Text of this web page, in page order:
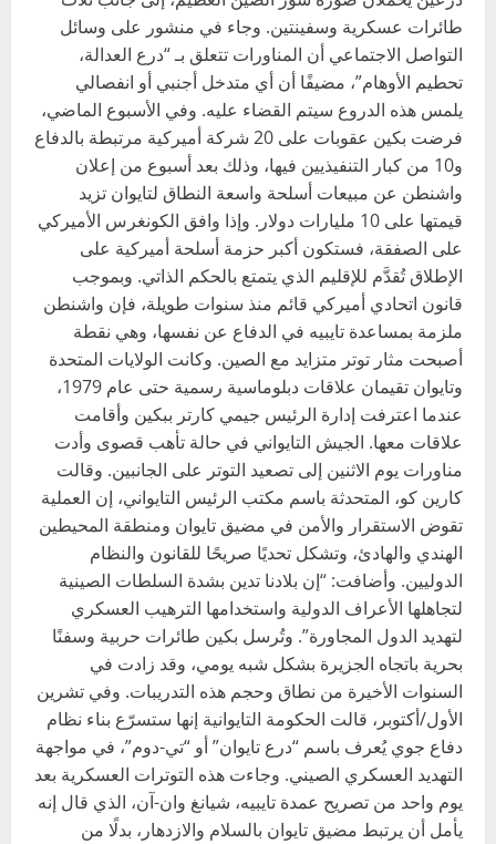
طائرات عسكرية وسفينتين. وجاء في منشور على وسائل
التواصل الاجتماعي أن المناورات تتعلق بـ “درع العدالة،
تحطيم الأوهام”، مضيفًا أن أي متدخل أجنبي أو انفصالي
يلمس هذه الدروع سيتم القضاء عليه. وفي الأسبوع الماضي،
فرضت بكين عقوبات على 20 شركة أميركية مرتبطة بالدفاع
و10 من كبار التنفيذيين فيها، وذلك بعد أسبوع من إعلان
واشنطن عن مبيعات أسلحة واسعة النطاق لتايوان تزيد
قيمتها على 10 مليارات دولار. وإذا وافق الكونغرس الأميركي
على الصفقة، فستكون أكبر حزمة أسلحة أميركية على
الإطلاق تُقدَّم للإقليم الذي يتمتع بالحكم الذاتي. وبموجب
قانون اتحادي أميركي قائم منذ سنوات طويلة، فإن واشنطن
ملزمة بمساعدة تايبيه في الدفاع عن نفسها، وهي نقطة
أصبحت مثار توتر متزايد مع الصين. وكانت الولايات المتحدة
وتايوان تقيمان علاقات دبلوماسية رسمية حتى عام 1979،
عندما اعترفت إدارة الرئيس جيمي كارتر ببكين وأقامت
علاقات معها. الجيش التايواني في حالة تأهب قصوى وأدت
مناورات يوم الاثنين إلى تصعيد التوتر على الجانبين. وقالت
كارين كو، المتحدثة باسم مكتب الرئيس التايواني، إن العملية
تقوض الاستقرار والأمن في مضيق تايوان ومنطقة المحيطين
الهندي والهادئ، وتشكل تحديًا صريحًا للقانون والنظام
الدوليين. وأضافت: “إن بلادنا تدين بشدة السلطات الصينية
لتجاهلها الأعراف الدولية واستخدامها الترهيب العسكري
لتهديد الدول المجاورة”. وتُرسل بكين طائرات حربية وسفنًا
بحرية باتجاه الجزيرة بشكل شبه يومي، وقد زادت في
السنوات الأخيرة من نطاق وحجم هذه التدريبات. وفي تشرين
الأول/أكتوبر، قالت الحكومة التايوانية إنها ستسرّع بناء نظام
دفاع جوي يُعرف باسم “درع تايوان” أو “تي-دوم”، في مواجهة
التهديد العسكري الصيني. وجاءت هذه التوترات العسكرية بعد
يوم واحد من تصريح عمدة تايبيه، شيانغ وان-آن، الذي قال إنه
يأمل أن يرتبط مضيق تايوان بالسلام والازدهار، بدلًا من